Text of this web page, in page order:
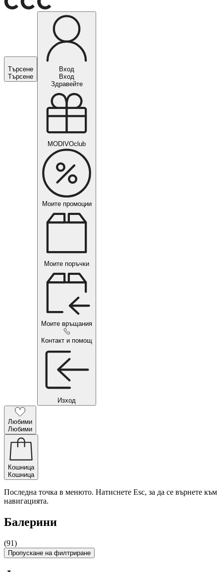
Търсене
Търсене
Вход
Вход
Здравейте
MODIVOclub
Моите промоции
Моите поръчки
Моите връщания
Контакт и помощ
Изход
Любими
Любими
Кошница
Кошница
Последна точка в менюто. Натиснете Esc, за да се върнете към
навигацията.
Балерини
(91)
Пропускане на филтриране